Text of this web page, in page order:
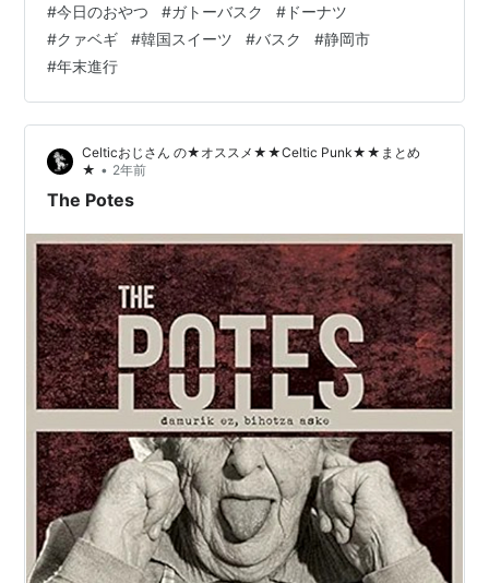
プードルとカスタードっぽいなにか、そして香ばしさの
塊みたいなお菓子だ。 バスクの修道女 日々の献立 作者:
丸山 久美 グラフィック社 Amazon 笠井珈琲店といえ
ば、個人的にはこのコーヒーも楽しみ。今風ではない酸
味を抑えたコーヒーだが、この店のケーキにはよく合
う。 ノスタルジア酒…
#今日のおやつ #ガトーバスク # ドーナツ
#クァベギ #韓国スイーツ #バスク #静岡市
#年末進行
Celticおじさん の★オススメ★★Celtic Punk★★まとめ
★ • 2年前
The Potes